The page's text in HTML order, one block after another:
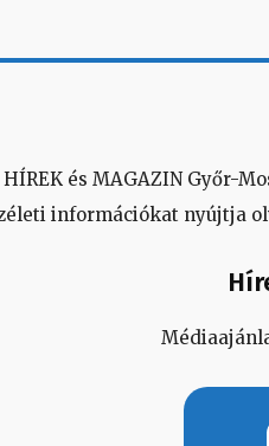
HÍREK és MAGAZIN Győr-
információkat nyújtja